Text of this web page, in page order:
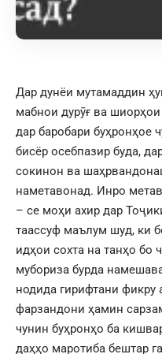
Дар дунёи мутамаддин
мабнои дурӯғ ва
дар баробари буҳронҳое
бисёр осебпазир буда,
сокинон ва
наметавонад. Инро
– се моҳи ахир дар
таассуф маълум шуд, ки
идҳои сохта на танҳо бо
мубориза бурда
нодида гирифтани
фарзандони ҳамин
чунин буҳронҳо ба
даҳҳо маротиба бештар